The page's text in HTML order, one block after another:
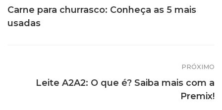
Carne para churrasco: Conheça as 5 mais
usadas
PRÓXIMO
Leite A2A2: O que é? Saiba mais com a
Premix!